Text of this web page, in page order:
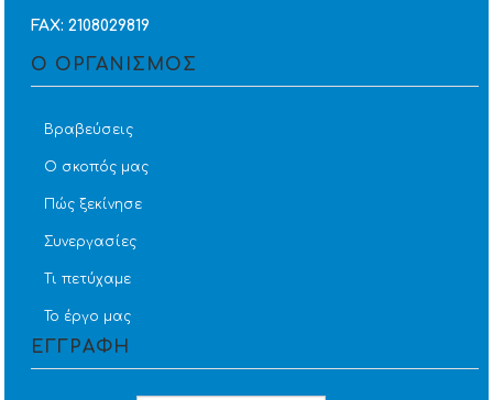
FAX: 2108029819
Ο ΟΡΓΑΝΙΣΜΟΣ
Βραβεύσεις
Ο σκοπός μας
Πώς ξεκίνησε
Συνεργασίες
Τι πετύχαμε
Το έργο μας
ΕΓΓΡΑΦΗ